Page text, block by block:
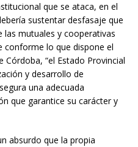
que se ataca, en el
sustentar desfasaje que
mutuales y cooperativas
conforme lo que dispone el
“el Estado Provincial
y desarrollo de
una adecuada
que garantice su carácter y
absurdo que la propia